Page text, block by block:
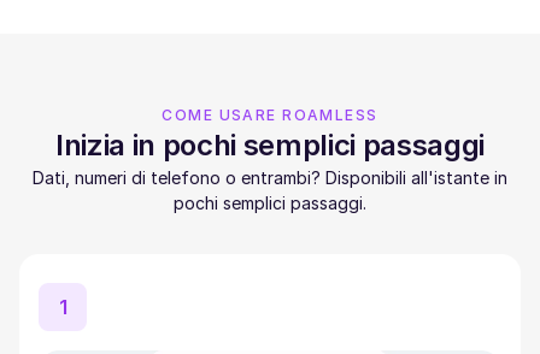
COME USARE ROAMLESS
Inizia in pochi semplici passaggi
Dati, numeri di telefono o entrambi? Disponibili all'istante in
pochi semplici passaggi.
1